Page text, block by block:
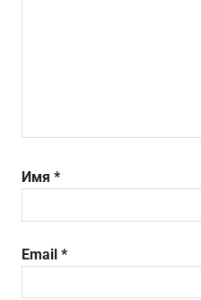
Имя *
Email *